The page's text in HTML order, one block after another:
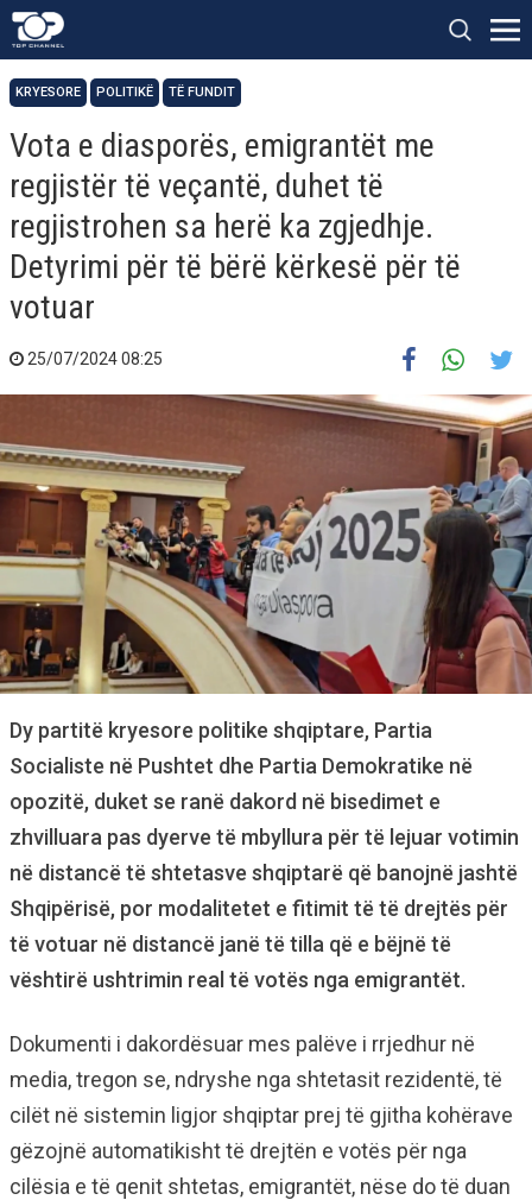
KRYESORE POLITIKË TË FUNDIT
Vota e diasporës, emigrantët me
regjistër të veçantë, duhet të
regjistrohen sa herë ka zgjedhje.
Detyrimi për të bërë kërkesë për të
votuar
25/07/2024 08:25
Dy partitë kryesore politike shqiptare, Partia
Socialiste në Pushtet dhe Partia Demokratike në
opozitë, duket se ranë dakord në bisedimet e
zhvilluara pas dyerve të mbyllura për të lejuar votimin
në distancë të shtetasve shqiptarë që banojnë jashtë
Shqipërisë, por modalitetet e fitimit të të drejtës për
të votuar në distancë janë të tilla që e bëjnë të
vështirë ushtrimin real të votës nga emigrantët.
Dokumenti i dakordësuar mes palëve i rrjedhur në
media, tregon se, ndryshe nga shtetasit rezidentë, të
cilët në sistemin ligjor shqiptar prej të gjitha kohërave
gëzojnë automatikisht të drejtën e votës për nga
cilësia e të qenit shtetas, emigrantët, nëse do të duan